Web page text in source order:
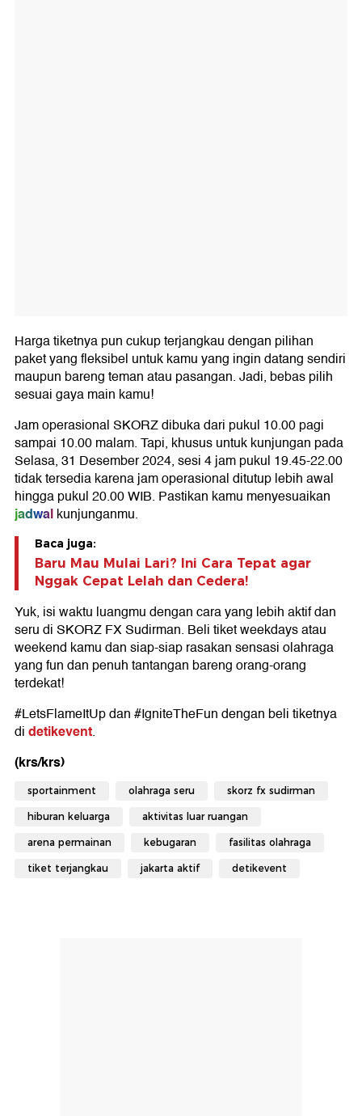
Harga tiketnya pun cukup terjangkau dengan pilihan
paket yang fleksibel untuk kamu yang ingin datang sendiri
maupun bareng teman atau pasangan. Jadi, bebas pilih
sesuai gaya main kamu!
Jam operasional SKORZ dibuka dari pukul 10.00 pagi
sampai 10.00 malam. Tapi, khusus untuk kunjungan pada
Selasa, 31 Desember 2024, sesi 4 jam pukul 19.45-22.00
tidak tersedia karena jam operasional ditutup lebih awal
hingga pukul 20.00 WIB. Pastikan kamu menyesuaikan
jadwalkunjunganmu.
Baca juga:
Baru Mau Mulai Lari? Ini Cara Tepat agar
Nggak Cepat Lelah dan Cedera!
Yuk, isi waktu luangmu dengan cara yang lebih aktif dan
seru di SKORZ FX Sudirman. Beli tiket weekdays atau
weekend kamu dan siap-siap rasakan sensasi olahraga
yang fun dan penuh tantangan bareng orang-orang
terdekat!
#LetsFlameItUp dan #IgniteTheFun dengan beli tiketnya
didetikevent.
(krs/krs)
sportainment olahraga seru skorz fx sudirman
hiburan keluarga aktivitas luar ruangan
arena permainan kebugaran fasilitas olahraga
tiket terjangkau jakarta aktif detikevent